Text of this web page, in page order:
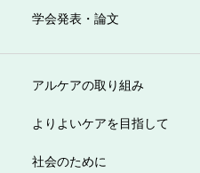
学会発表・論文
アルケアの取り組み
よりよいケアを目指して
社会のために